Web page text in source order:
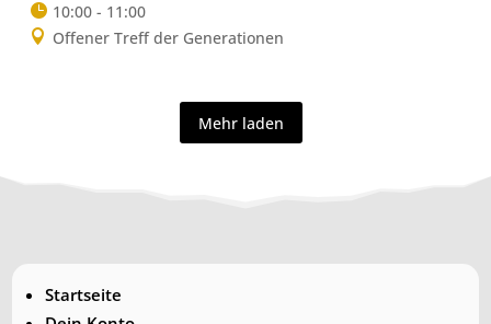
10:00 - 11:00
Offener Treff der Generationen
Mehr laden
Startseite